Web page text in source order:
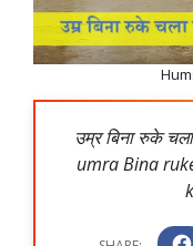
उम्र बिना रुके
umra Bina